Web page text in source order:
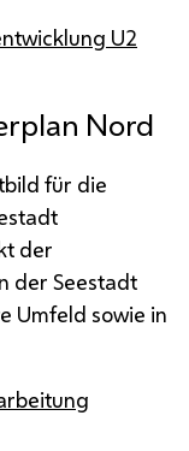
U2
Nord
für die
der
der Seestadt
Umfeld sowie in